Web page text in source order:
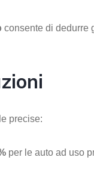
consente di dedurre
precise:
per le auto ad uso